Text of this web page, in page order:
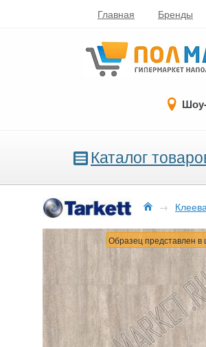
Главная Бренды
Каталог
→
Образец представлен в